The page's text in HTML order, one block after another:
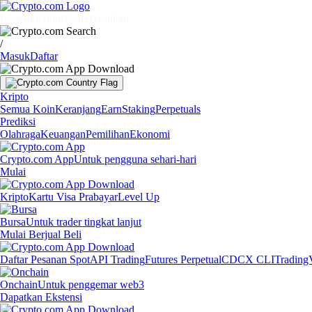
/
MasukDaftar
Kripto
Semua KoinKeranjangEarnStakingPerpetuals
Prediksi
OlahragaKeuanganPemilihanEkonomi
Crypto.com AppUntuk pengguna sehari-hari
Mulai
KriptoKartu Visa PrabayarLevel Up
BursaUntuk trader tingkat lanjut
Mulai Berjual Beli
Daftar Pesanan SpotAPI TradingFutures PerpetualCDCX CLI
OnchainUntuk penggemar web3
Dapatkan Ekstensi